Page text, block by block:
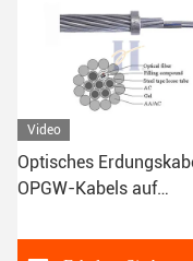
Video
Optisches
OPGW-Kabels auf